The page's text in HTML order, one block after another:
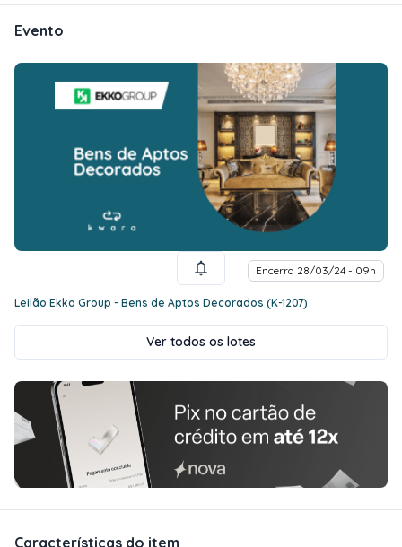
Evento
Encerra 28/03/24 - 09h
Leilão Ekko Group - Bens de Aptos Decorados (K-1207)
Ver todos os lotes
Características do item